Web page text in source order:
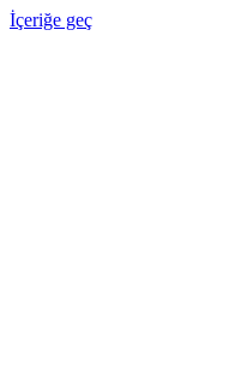
İçeriğe geç